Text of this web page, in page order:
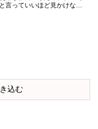
言っていいほど見かけなく
込む